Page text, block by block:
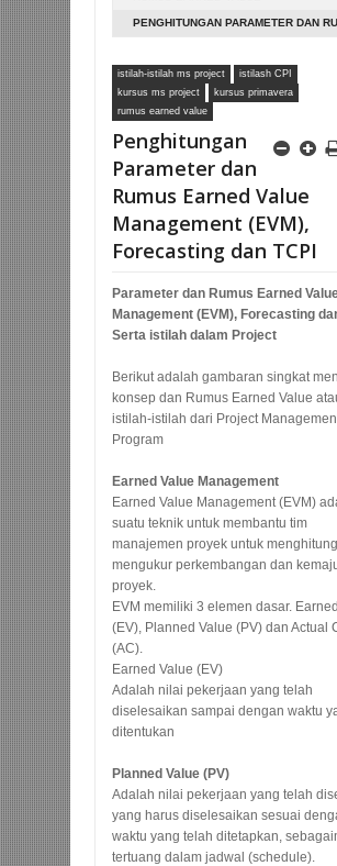
PENGHITUNGAN PARAMETER DAN
FORECASTING DAN TCPI
istilah-istilah ms project
istilash CPI
kursus ms project
kursus primavera
rumus earned value
Penghitungan
Parameter dan
Rumus Earned Value
Management (EVM),
Forecasting dan TCPI
Parameter dan Rumus Earned
Management (EVM), Forecasting
Serta istilah dalam Project
Berikut adalah gambaran singkat
konsep dan Rumus Earned Value
istilah-istilah dari Project
Program
Earned Value Management
Earned Value Management (EVM)
suatu teknik untuk membantu tim
manajemen proyek untuk
mengukur perkembangan dan
proyek.
EVM memiliki 3 elemen dasar.
(EV), Planned Value (PV) dan Actual
(AC).
Earned Value (EV)
Adalah nilai pekerjaan yang telah
diselesaikan sampai dengan waktu
ditentukan
Planned Value (PV)
Adalah nilai pekerjaan yang telah
yang harus diselesaikan sesuai
waktu yang telah ditetapkan,
tertuang dalam jadwal (schedule).